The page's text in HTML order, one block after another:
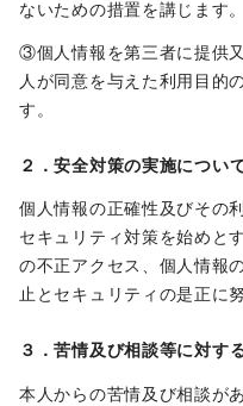
ないための措置を講じます。
③個人情報を第三者に提供
人が同意を与えた利用目的
す。
２．安全対策の実施につい
個人情報の正確性及びその
セキュリティ対策を始めと
の不正アクセス、個人情報
止とセキュリティの是正に
３．苦情及び相談等に対す
本人からの苦情及び相談が